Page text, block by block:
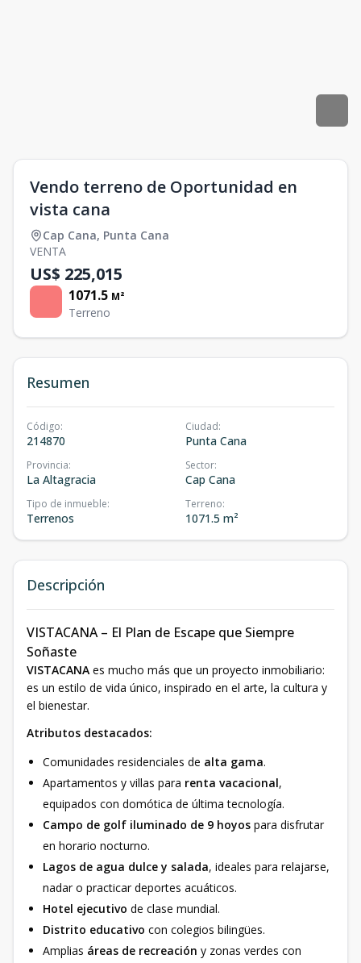
Vendo terreno de Oportunidad en
vista cana
Cap Cana, Punta Cana
VENTA
US$ 225,015
1071.5 M²
Terreno
Resumen
Código:
214870
Ciudad:
Punta Cana
Provincia:
La Altagracia
Sector:
Cap Cana
Tipo de inmueble:
Terrenos
Terreno:
1071.5 m²
Descripción
VISTACANA – El Plan de Escape que Siempre
Soñaste
VISTACANA es mucho más que un proyecto inmobiliario:
es un estilo de vida único, inspirado en el arte, la cultura y
el bienestar.
Atributos destacados:
Comunidades residenciales de alta gama.
Apartamentos y villas para renta vacacional,
equipados con domótica de última tecnología.
Campo de golf iluminado de 9 hoyos para disfrutar
en horario nocturno.
Lagos de agua dulce y salada, ideales para relajarse,
nadar o practicar deportes acuáticos.
Hotel ejecutivo de clase mundial.
Distrito educativo con colegios bilingües.
Amplias áreas de recreación y zonas verdes con